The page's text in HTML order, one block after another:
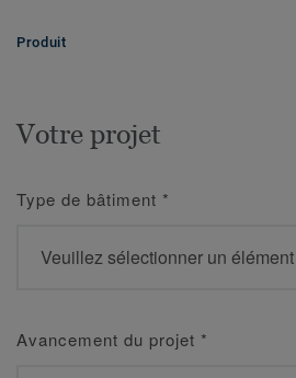
Produit
Votre projet
Type de bâtiment *
Avancement du projet *